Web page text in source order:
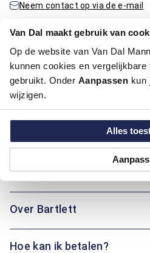
Van Dal maakt gebruik van
Op de website van Van Dal
kunnen cookies en vergelijkbare
gebruikt. Onder Aanpassen kun
wijzigen.
Alles
Neem contact op via de e-mail
Productinformatie
Artikelnummer
1016308-20-XL
Kleur:
Materiaal:
76% Katoen /
Regular Fit
Maatinformatie
Over Bartlett
Hoe kan ik betalen?